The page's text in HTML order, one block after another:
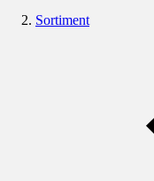
Sortiment